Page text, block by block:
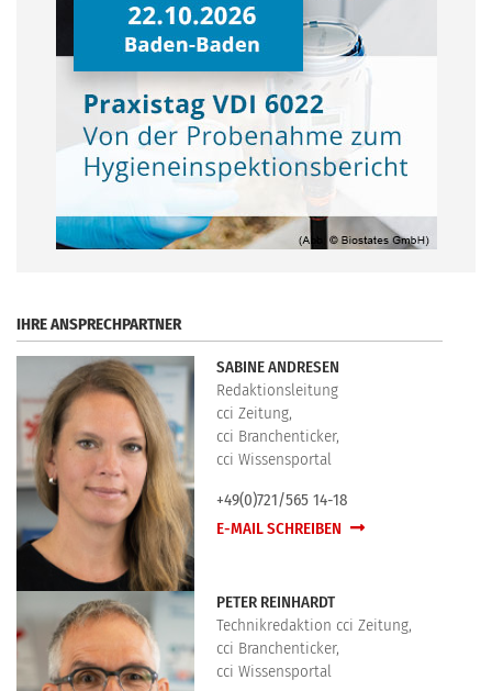
IHRE ANSPRECHPARTNER
SABINE ANDRESEN
Redaktionsleitung
cci Zeitung,
cci Branchenticker,
cci Wissensportal
+49(0)721/565 14-18
E-MAIL SCHREIBEN
PETER REINHARDT
Technikredaktion cci Zeitung,
cci Branchenticker,
cci Wissensportal